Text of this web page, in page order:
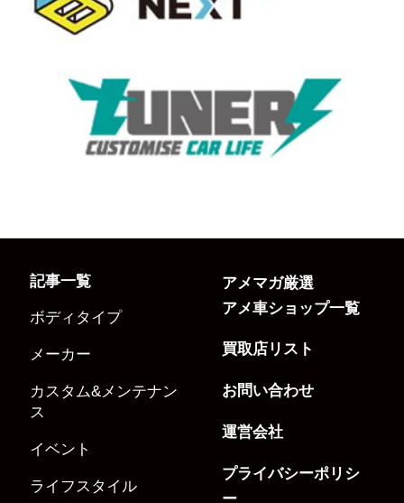
記事一覧
ボディタイプ
メーカー
カスタム&メンテナン
ス
イベント
ライフスタイル
アメマガ厳選
アメ車ショップ一覧
買取店リスト
お問い合わせ
運営会社
プライバシーポリシ
ー